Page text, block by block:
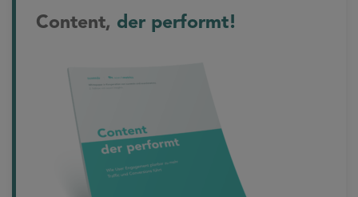
Content, der performt!